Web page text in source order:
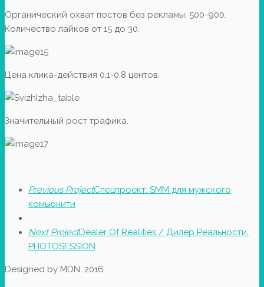
Органический охват постов без рекламы: 500-900.
Количество лайков от 15 до 30.
Цена клика-действия 0,1-0,8 центов.
Значительный рост трафика.
Previous ProjectСпецпроект: SMM для мужского
комьюнити
Next ProjectDealer Of Realities / Дилер Реальности.
PHOTOSESSION
Designed by MDN. 2016